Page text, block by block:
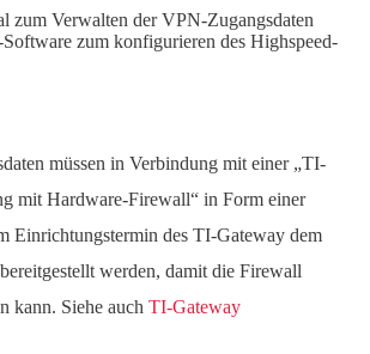
zum Verwalten der VPN-Zugangsdaten
zum konfigurieren des Highspeed-
müssen in Verbindung mit einer „TI-
mit Hardware-Firewall“ in Form einer
Einrichtungstermin des TI-Gateway dem
werden, damit die Firewall
kann. Siehe auch TI-Gateway